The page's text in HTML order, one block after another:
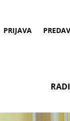
PRIJAVA